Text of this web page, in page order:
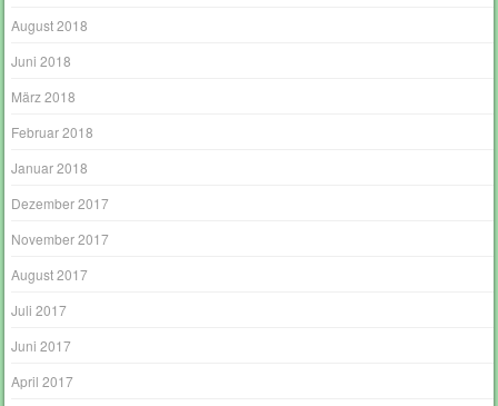
August 2018
Juni 2018
März 2018
Februar 2018
Januar 2018
Dezember 2017
November 2017
August 2017
Juli 2017
Juni 2017
April 2017